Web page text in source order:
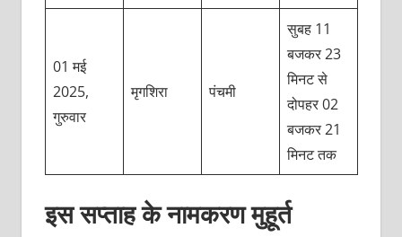
01 मई
2025,
गुरुवार
मृगशिरा पंचमी
सुबह 11
बजकर 23
मिनट से
दोपहर 02
बजकर 21
मिनट तक
इस सप्ताह के नामकरण मुहूर्त